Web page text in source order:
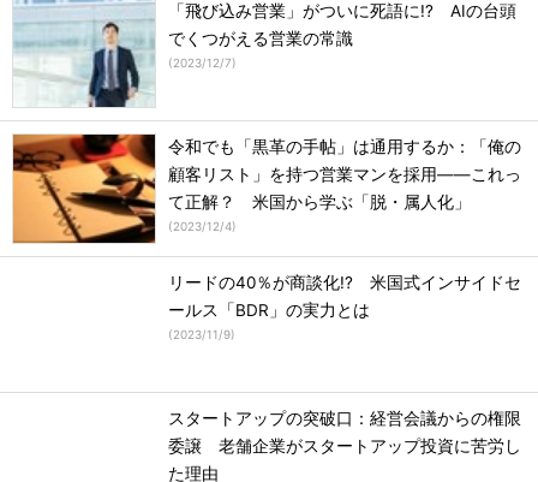
「飛び込み営業」がついに死語に!? AIの台頭
でくつがえる営業の常識
(2023/12/7)
令和でも「黒革の手帖」は通用するか：「俺の
顧客リスト」を持つ営業マンを採用――これっ
て正解？ 米国から学ぶ「脱・属人化」
(2023/12/4)
リードの40％が商談化!? 米国式インサイドセ
ールス「BDR」の実力とは
(2023/11/9)
スタートアップの突破口：経営会議からの権限
委譲 老舗企業がスタートアップ投資に苦労し
た理由